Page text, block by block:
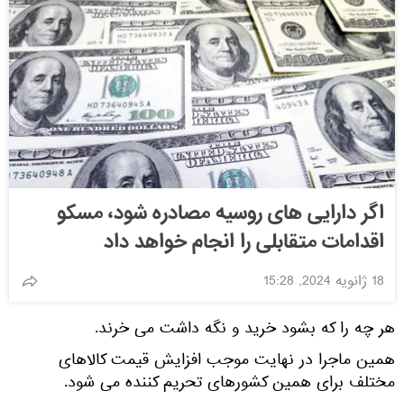
اگر دارایی های روسیه مصادره شود، مسکو
اقدامات متقابلی را انجام خواهد داد
18 ژانویه 2024, 15:28
هر چه را که بشود خرید و نگه داشت می خرند.
همین ماجرا در نهایت موجب افزایش قیمت کالاهای
مختلف برای همین کشورهای تحریم کننده می شود.